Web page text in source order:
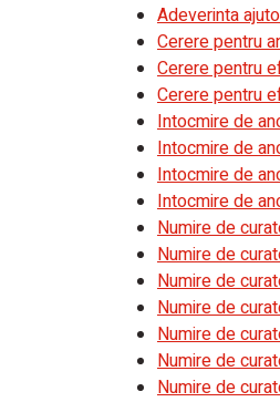
Adeverinta
Cerere pentru
Cerere pentru
Cerere pentru
Intocmire de
Intocmire de
Intocmire de
Intocmire de
Numire de
Numire de
Numire de
Numire de
Numire de
Numire de
Numire de